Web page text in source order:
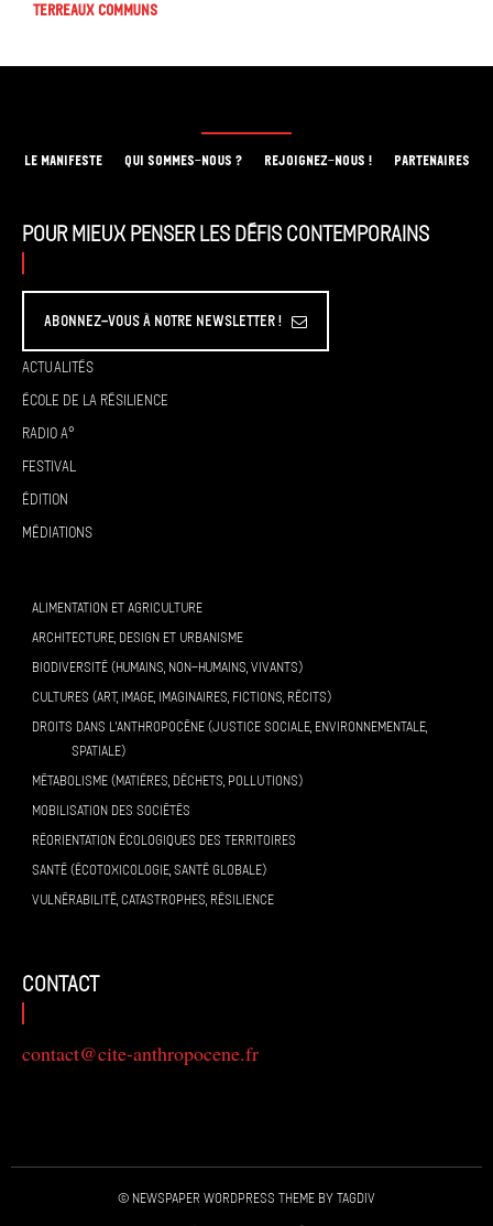
Terreaux Communs
LE MANIFESTE QUI SOMMES-NOUS ? REJOIGNEZ-NOUS ! PARTENAIRES
Pour mieux penser les défis contemporains
Abonnez-vous à Notre Newsletter !
Actualités
École de la résilience
Radio A°
Festival
Édition
Médiations
ALIMENTATION ET AGRICULTURE
ARCHITECTURE, DESIGN ET URBANISME
BIODIVERSITÉ (HUMAINS, NON-HUMAINS, VIVANTS)
CULTURES (ART, IMAGE, IMAGINAIRES, FICTIONS, RÉCITS)
DROITS DANS L’ANTHROPOCÈNE (JUSTICE SOCIALE, ENVIRONNEMENTALE,
SPATIALE)
MÉTABOLISME (MATIÈRES, DÉCHETS, POLLUTIONS)
MOBILISATION DES SOCIÉTÉS
RÉORIENTATION ÉCOLOGIQUES DES TERRITOIRES
SANTÉ (ÉCOTOXICOLOGIE, SANTÉ GLOBALE)
VULNÉRABILITÉ, CATASTROPHES, RÉSILIENCE
contact
contact@cite-anthropocene.fr
© Newspaper WordPress Theme by TagDiv